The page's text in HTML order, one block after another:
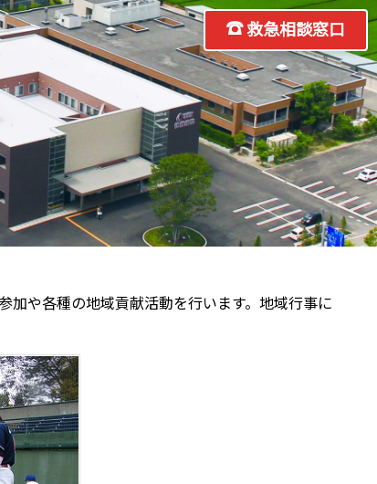
救急相談窓口
や各種の地域貢献活動を行います。地域行事に